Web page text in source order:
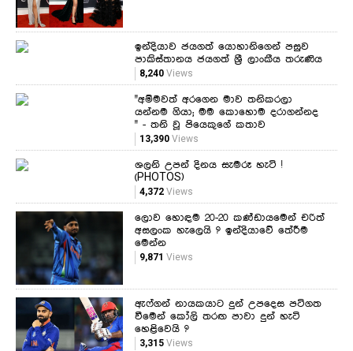
ඉන්දියාව ජයගත් යොහානිගෙන් පසුව
පාකිස්තානය ජයගත් ශ්‍රී ලාංකීය තරුණිය
8,240Views
"අම්මවත් අරගෙන මාව තනිකරලා
යන්නම ගියා; මම කොහොම දරාගන්නද
" - තනි වූ පියෙකුගේ කතාව
13,390Views
ශලනි උපන් දිනය සැමරූ හැටි !
(PHOTOS)
4,372Views
ලොව හොඳම 20-20 කණ්ඩායමෙන් චරිත්
අසලංක හැලෙයි ? ඉන්දියාවේ තේරීම
මෙන්න
9,871 Views
ඇෆ්ගන් නායකයාට දුන් උපදෙස පටිගත
වීමෙන් කෝලි තරඟ පාවා දුන් හැටි
හෙළිවෙයි ?
3,315Views